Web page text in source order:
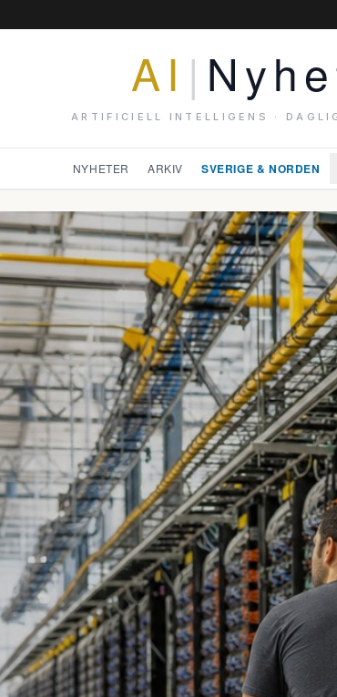
AI |
ARTIFICIELL INTELLIGENS ·
NYHETER ARKIV SVERIGE & NORDEN